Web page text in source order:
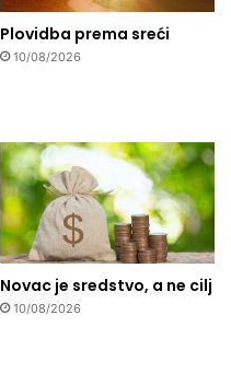
Plovidba prema sreći
10/08/2026
Novac je sredstvo, a ne cilj
10/08/2026